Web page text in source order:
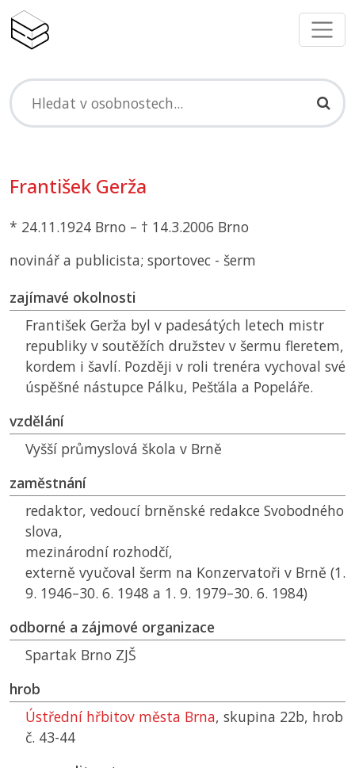
František Gerža
* 24.11.1924 Brno – † 14.3.2006 Brno
novinář a publicista; sportovec - šerm
zajímavé okolnosti
František Gerža byl v padesátých letech mistr
republiky v soutěžích družstev v šermu fleretem,
kordem i šavlí. Později v roli trenéra vychoval své
úspěšné nástupce Pálku, Pešťála a Popeláře.
vzdělání
Vyšší průmyslová škola v Brně
zaměstnání
redaktor, vedoucí brněnské redakce Svobodného
slova,
mezinárodní rozhodčí,
externě vyučoval šerm na Konzervatoři v Brně (1.
9. 1946–30. 6. 1948 a 1. 9. 1979–30. 6. 1984)
odborné a zájmové organizace
Spartak Brno ZJŠ
hrob
Ústřední hřbitov města Brna, skupina 22b, hrob
č. 43-44